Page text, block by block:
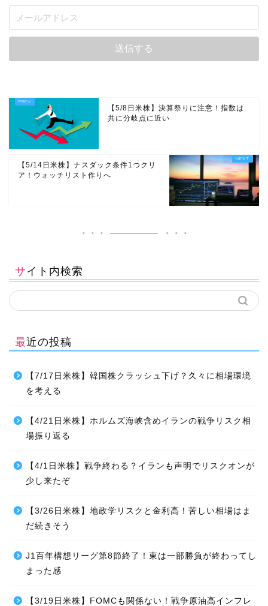
【5/8日米株】決算祭りに注意！指数は
共に分岐点に近い
【5/14日米株】ナスダック条件1つクリ
ア！ウォッチリスト作りへ
サイト内検索
最近の投稿
【7/17日米株】韓国株クラッシュ下げ？久々に相場環境
を考える
【4/21日米株】ホルムズ海峡含めイランの戦争リスク相
場振り返る
【4/1日米株】戦争終わる？イランも声明でリスクオンが
少し来たぞ
【3/26日米株】地政学リスクと金利高！苦しい相場はま
だ続きそう
J1百年構想リーグ第8節終了！東は一部勝負が終わってし
まった感
【3/19日米株】FOMCも関係ない！戦争原油高インフレ